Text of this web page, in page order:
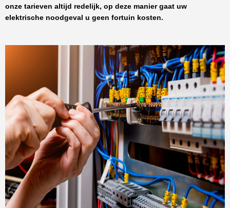
onze tarieven altijd redelijk, op deze manier gaat uw
elektrische noodgeval u geen fortuin kosten.